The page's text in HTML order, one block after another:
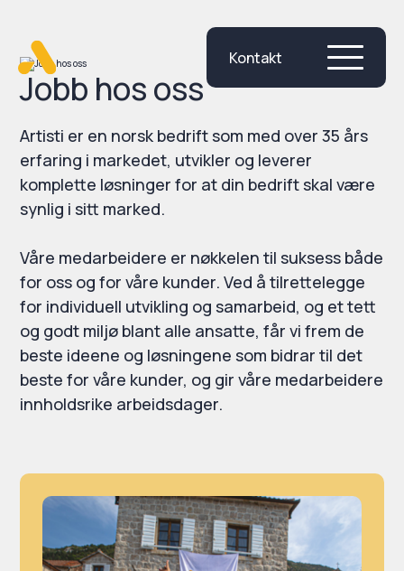
Kontakt
Jobb hos oss
Artisti er en norsk bedrift som med over 35 års
erfaring i markedet, utvikler og leverer
komplette løsninger for at din bedrift skal være
synlig i sitt marked.
Våre medarbeidere er nøkkelen til suksess både
for oss og for våre kunder. Ved å tilrettelegge
for individuell utvikling og samarbeid, og et tett
og godt miljø blant alle ansatte, får vi frem de
beste ideene og løsningene som bidrar til det
beste for våre kunder, og gir våre medarbeidere
innholdsrike arbeidsdager.